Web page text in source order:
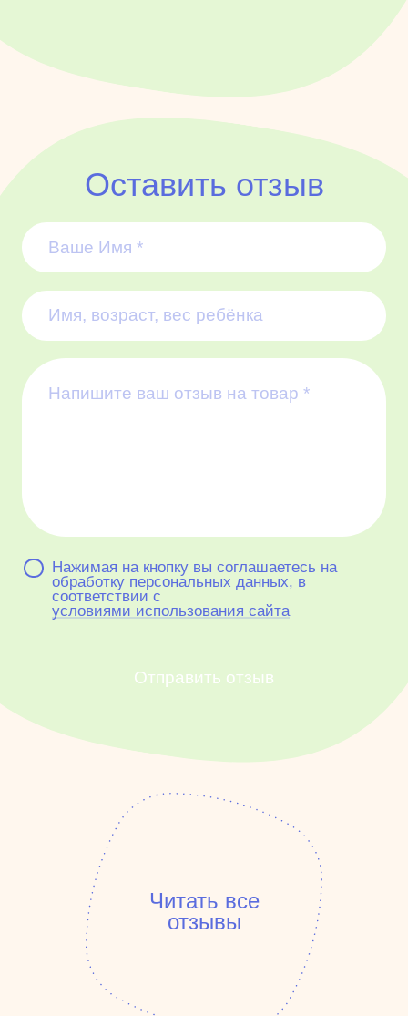
Оставить отзыв
Нажимая на кнопку вы соглашаетесь на
обработку персональных данных, в
соответствии с
условиями использования сайта
Отправить отзыв
Читать все
отзывы